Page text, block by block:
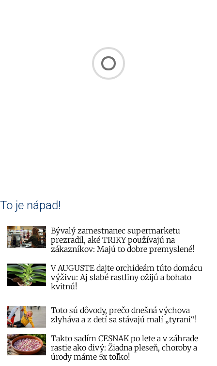
To je nápad!
Bývalý zamestnanec supermarketu
prezradil, aké TRIKY používajú na
zákazníkov: Majú to dobre premyslené!
V AUGUSTE dajte orchideám túto domácu
výživu: Aj slabé rastliny ožijú a bohato
kvitnú!
Toto sú dôvody, prečo dnešná výchova
zlyháva a z detí sa stávajú malí „tyrani“!
Takto sadím CESNAK po lete a v záhrade
rastie ako divý: Žiadna pleseň, choroby a
úrody máme 5x toľko!